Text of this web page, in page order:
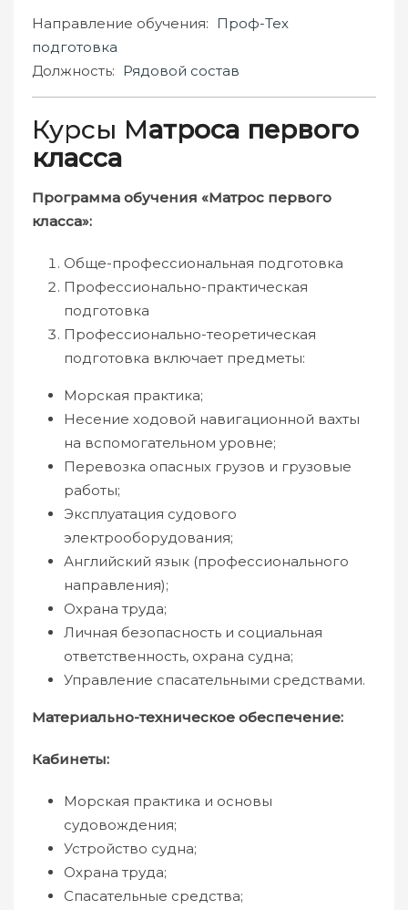
Направление обучения: Проф-Тех
подготовка
Должность: Рядовой состав
Курсы Матроса первого
класса
Программа обучения «Матрос первого
класса»:
Обще-профессиональная подготовка
Профессионально-практическая
подготовка
Профессионально-теоретическая
подготовка включает предметы:
Морская практика;
Несение ходовой навигационной вахты
на вспомогательном уровне;
Перевозка опасных грузов и грузовые
работы;
Эксплуатация судового
электрооборудования;
Английский язык (профессионального
направления);
Охрана труда;
Личная безопасность и социальная
ответственность, охрана судна;
Управление спасательными средствами.
Материально-техническое обеспечение:
Кабинеты:
Морская практика и основы
судовождения;
Устройство судна;
Охрана труда;
Спасательные средства;